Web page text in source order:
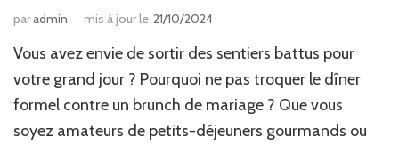
paradmin mis à jour le 21/10/2024
Vous avez envie de sortir des sentiers battus pour
votre grand jour ? Pourquoi ne pas troquer le dîner
formel contre un brunch de mariage ? Que vous
soyez amateurs de petits-déjeuners gourmands ou